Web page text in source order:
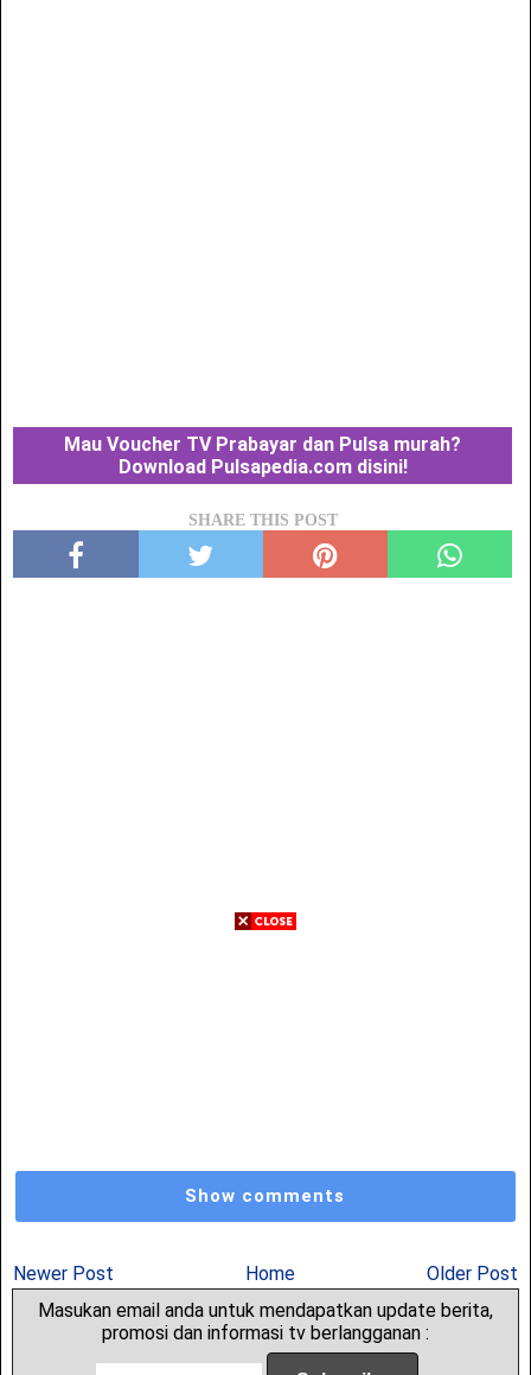
Mau Voucher TV Prabayar dan Pulsa murah?
Download Pulsapedia.com disini!
SHARE THIS POST
Show comments
Newer Post Home
Older Post
Masukan email anda untuk mendapatkan update berita,
promosi dan informasi tv berlangganan :